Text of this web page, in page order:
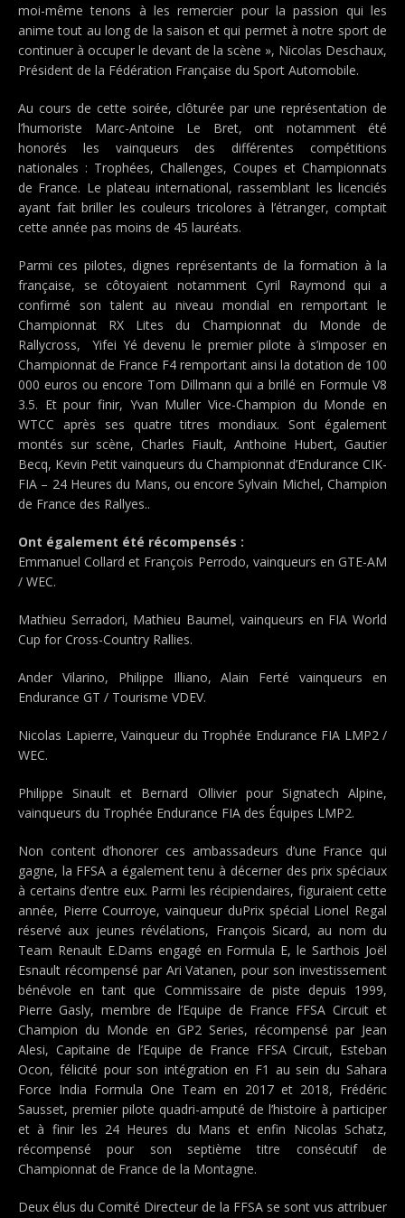
moi-même tenons à les remercier pour la passion qui les
anime tout au long de la saison et qui permet à notre sport de
continuer à occuper le devant de la scène », Nicolas Deschaux,
Président de la Fédération Française du Sport Automobile.
Au cours de cette soirée, clôturée par une représentation de
l’humoriste Marc-Antoine Le Bret, ont notamment été
honorés les vainqueurs des différentes compétitions
nationales : Trophées, Challenges, Coupes et Championnats
de France. Le plateau international, rassemblant les licenciés
ayant fait briller les couleurs tricolores à l’étranger, comptait
cette année pas moins de 45 lauréats.
Parmi ces pilotes, dignes représentants de la formation à la
française, se côtoyaient notamment Cyril Raymond qui a
confirmé son talent au niveau mondial en remportant le
Championnat RX Lites du Championnat du Monde de
Rallycross, Yifei Yé devenu le premier pilote à s’imposer en
Championnat de France F4 remportant ainsi la dotation de 100
000 euros ou encore Tom Dillmann qui a brillé en Formule V8
3.5. Et pour finir, Yvan Muller Vice-Champion du Monde en
WTCC après ses quatre titres mondiaux. Sont également
montés sur scène, Charles Fiault, Anthoine Hubert, Gautier
Becq, Kevin Petit vainqueurs du Championnat d’Endurance CIK-
FIA – 24 Heures du Mans, ou encore Sylvain Michel, Champion
de France des Rallyes..
Ont également été récompensés :
Emmanuel Collard et François Perrodo, vainqueurs en GTE-AM
/ WEC.
Mathieu Serradori, Mathieu Baumel, vainqueurs en FIA World
Cup for Cross-Country Rallies.
Ander Vilarino, Philippe Illiano, Alain Ferté vainqueurs en
Endurance GT / Tourisme VDEV.
Nicolas Lapierre, Vainqueur du Trophée Endurance FIA LMP2 /
WEC.
Philippe Sinault et Bernard Ollivier pour Signatech Alpine,
vainqueurs du Trophée Endurance FIA des Équipes LMP2.
Non content d’honorer ces ambassadeurs d’une France qui
gagne, la FFSA a également tenu à décerner des prix spéciaux
à certains d’entre eux. Parmi les récipiendaires, figuraient cette
année, Pierre Courroye, vainqueur duPrix spécial Lionel Regal
réservé aux jeunes révélations, François Sicard, au nom du
Team Renault E.Dams engagé en Formula E, le Sarthois Joël
Esnault récompensé par Ari Vatanen, pour son investissement
bénévole en tant que Commissaire de piste depuis 1999,
Pierre Gasly, membre de l’Equipe de France FFSA Circuit et
Champion du Monde en GP2 Series, récompensé par Jean
Alesi, Capitaine de l’Equipe de France FFSA Circuit, Esteban
Ocon, félicité pour son intégration en F1 au sein du Sahara
Force India Formula One Team en 2017 et 2018, Frédéric
Sausset, premier pilote quadri-amputé de l’histoire à participer
et à finir les 24 Heures du Mans et enfin Nicolas Schatz,
récompensé pour son septième titre consécutif de
Championnat de France de la Montagne.
Deux élus du Comité Directeur de la FFSA se sont vus attribuer